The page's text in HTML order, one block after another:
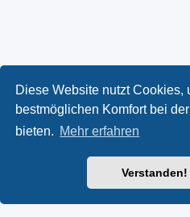
Diese Website nutzt Cookies,
bestmöglichen Komfort bei
bieten. Mehr erfahren
Verstanden!